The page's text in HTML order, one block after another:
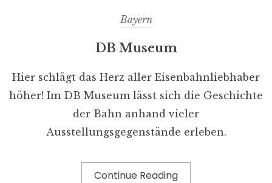
Bayern
DB Museum
Hier schlägt das Herz aller Eisenbahnliebhaber
höher! Im DB Museum lässt sich die Geschichte
der Bahn anhand vieler
Ausstellungsgegenstände erleben.
Continue Reading